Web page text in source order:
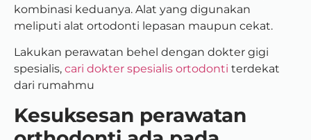
kombinasi keduanya. Alat yang digunakan
meliputi alat ortodonti lepasan maupun cekat.
Lakukan perawatan behel dengan dokter gigi
spesialis, cari dokter spesialis ortodonti terdekat
dari rumahmu
Kesuksesan perawatan